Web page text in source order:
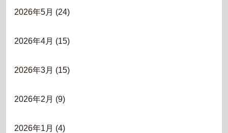
2026年5月 (24)
2026年4月 (15)
2026年3月 (15)
2026年2月 (9)
2026年1月 (4)